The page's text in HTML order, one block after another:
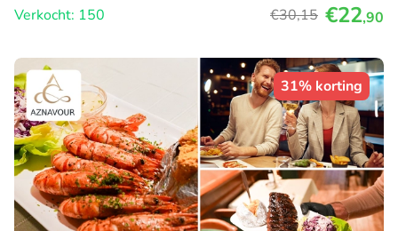
Verkocht: 150
€30,15 €22,90
31% korting